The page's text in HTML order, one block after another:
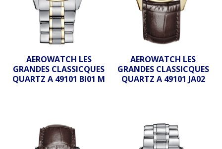
AEROWATCH LES
GRANDES CLASSICQUES
QUARTZ A 49101 BI01 M
AEROWATCH LES
GRANDES CLASSICQUES
QUARTZ A 49101 JA02